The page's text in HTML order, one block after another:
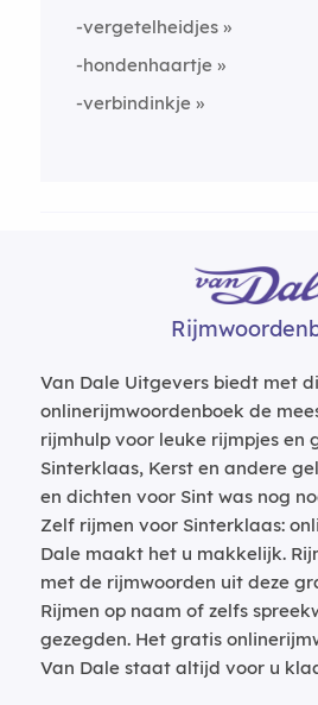
-vergetelheidjes
-hondenhaartje
-verbindinkje
Van Dale Uitgevers biedt met
onlinerijmwoordenboek de
rijmhulp voor leuke rijmpjes en
Sinterklaas, Kerst en andere
en dichten voor Sint was nog
Zelf rijmen voor Sinterklaas:
Dale maakt het u makkelijk.
met de rijmwoorden uit deze
Rijmen op naam of zelfs
gezegden. Het gratis
Van Dale staat altijd voor u